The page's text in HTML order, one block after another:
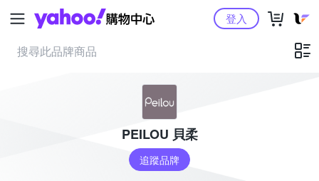
Yahoo購物中心登入
PEILOU 貝柔
追蹤品牌